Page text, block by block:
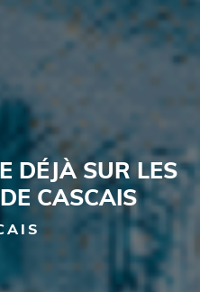
DÉJÀ SUR LES
CASCAIS